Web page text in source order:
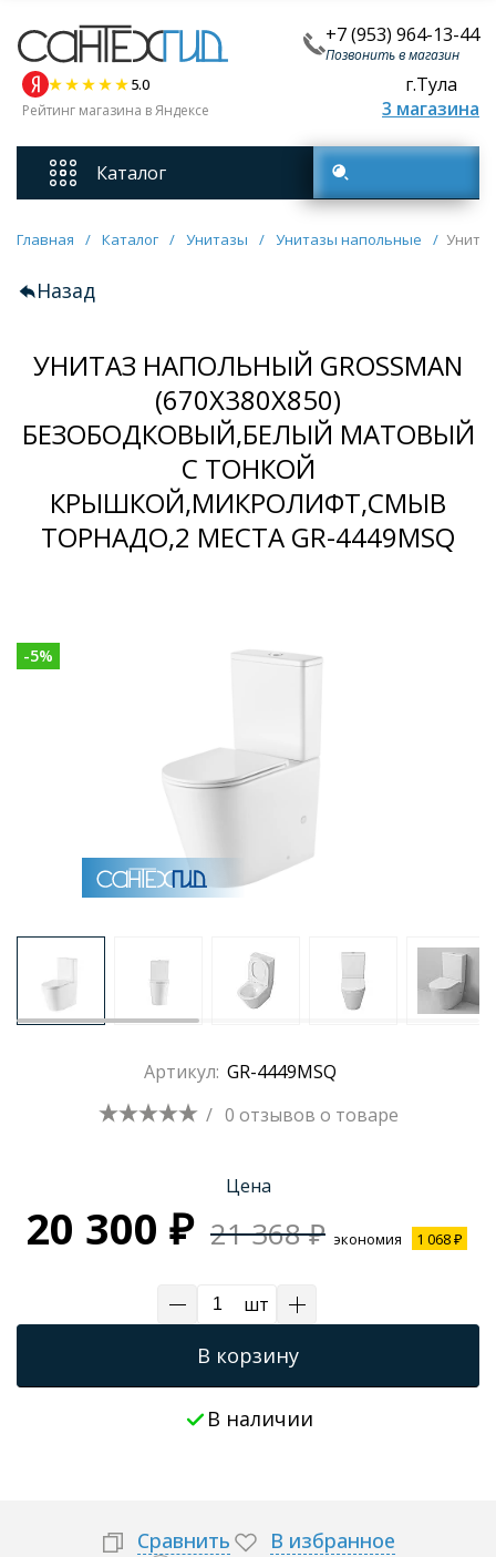
+7 (953) 964-13-44
Позвонить в магазин
5.0
Рейтинг магазина в Яндексе
г.Тула
3 магазина
Каталог
Смесители
Унитазы
Мебель для ванных комнат
Ванны
Кухонные мойки
Раковины
Аксессуары для ванных комнат
Душевые поддоны
Душевые уголки и ограждения
Трапы для душевых
Главная / Каталог / Унитазы / Унитазы напольные /
Назад
УНИТАЗ НАПОЛЬНЫЙ GROSSMAN
(670Х380Х850)
БЕЗОБОДКОВЫЙ,БЕЛЫЙ МАТОВЫЙ
С ТОНКОЙ
КРЫШКОЙ,МИКРОЛИФТ,СМЫВ
ТОРНАДО,2 МЕСТА GR-4449MSQ
-5%
Артикул: GR-4449MSQ
/ 0 отзывов о товаре
Цена
20 300 ₽ 21 368 ₽ экономия 1 068 ₽
шт
В корзину
В наличии
Сравнить В избранное